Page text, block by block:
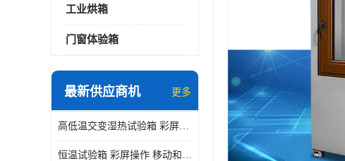
工业烘箱
门窗体验箱
最新供应商机 更多
高低温交变湿热试验箱 彩屏操作 移动和放置方便
恒温试验箱 彩屏操作 移动和放置方便